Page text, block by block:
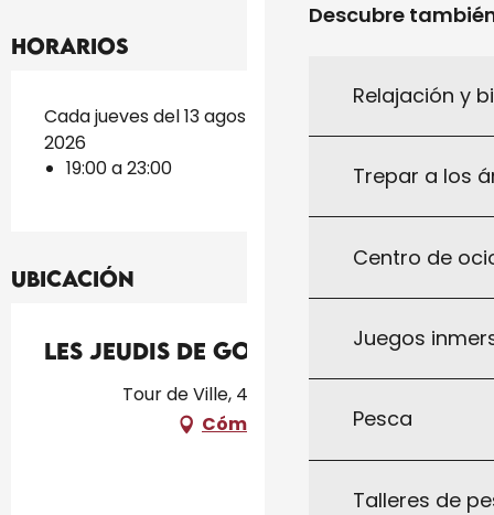
Descubre
Relajación y
Trepar a los
Centro de
Juegos
Pesca
Talleres de
Horarios
Cada jueves del 13 agosto 2026 al 27 agosto
2026
19:00 a 23:00
Ubicación
Les Jeudis de Gourdon
Tour de Ville, 46300 Gourdon
Cómo llegar